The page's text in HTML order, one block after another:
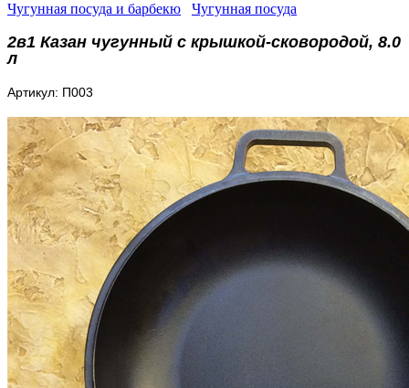
Чугунная посуда и барбекю
Чугунная посуда
2в1 Казан чугунный с крышкой-сковородой, 8.0
л
Артикул: П003